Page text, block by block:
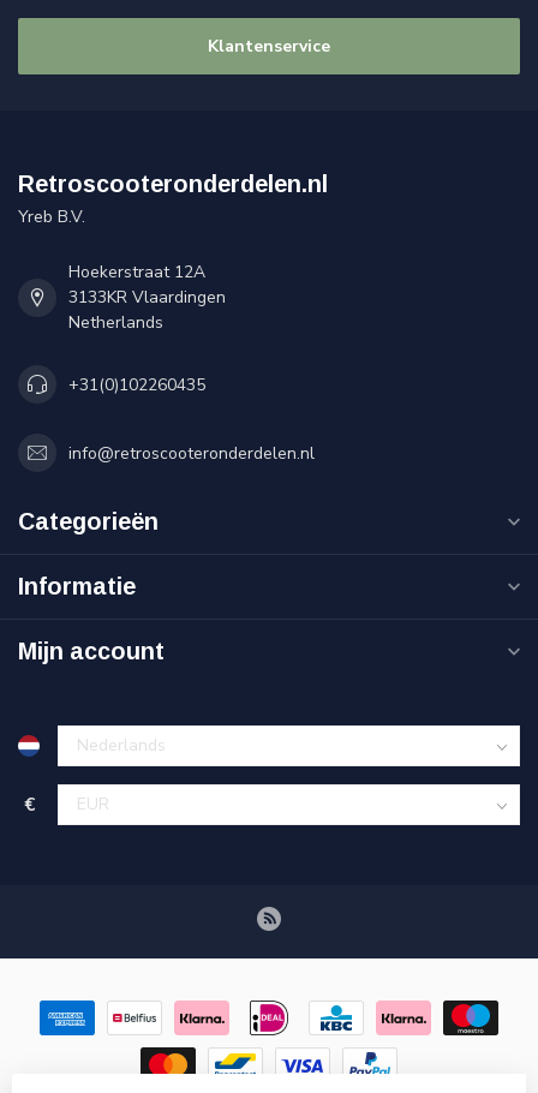
Klantenservice
Retroscooteronderdelen.nl
Yreb B.V.
Hoekerstraat 12A
3133KR Vlaardingen
Netherlands
+31(0)102260435
info@retroscooteronderdelen.nl
Categorieën
Informatie
Mijn account
€